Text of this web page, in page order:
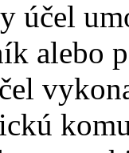
účel
alebo